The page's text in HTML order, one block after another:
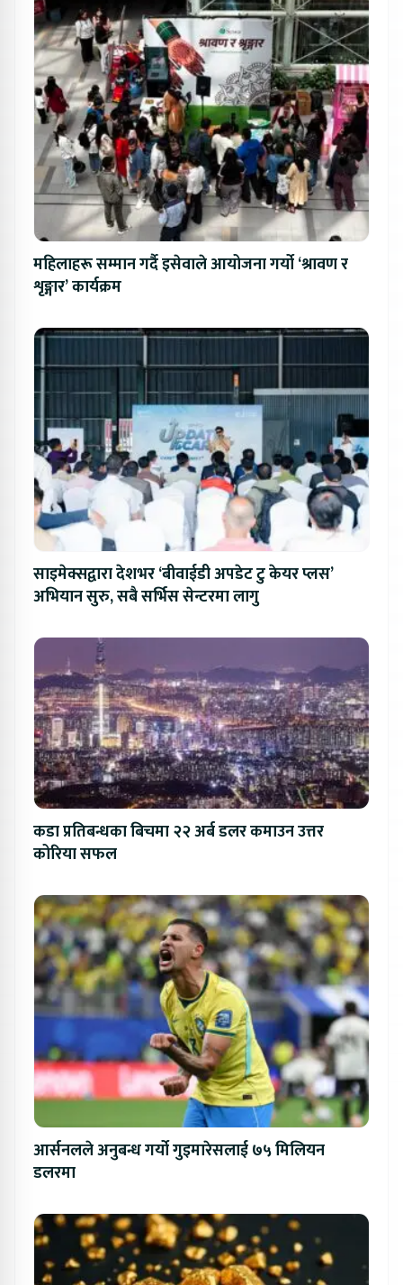
महिलाहरू सम्मान गर्दै इसेवाले आयोजना गर्यो ‘श्रावण र
शृङ्गार’ कार्यक्रम
साइमेक्सद्वारा देशभर ‘बीवाईडी अपडेट टु केयर प्लस’
अभियान सुरु, सबै सर्भिस सेन्टरमा लागु
कडा प्रतिबन्धका बिचमा २२ अर्ब डलर कमाउन उत्तर
कोरिया सफल
आर्सनलले अनुबन्ध गर्यो गुइमारेसलाई ७५ मिलियन
डलरमा